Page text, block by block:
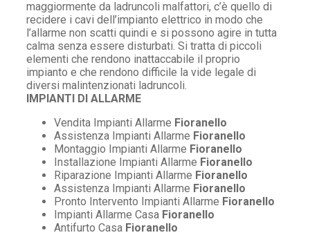
maggiormente da ladruncoli malfattori, c’è quello di
recidere i cavi dell’impianto elettrico in modo che
l’allarme non scatti quindi e si possono agire in tutta
calma senza essere disturbati. Si tratta di piccoli
elementi che rendono inattaccabile il proprio
impianto e che rendono difficile la vide legale di
diversi malintenzionati ladruncoli.
IMPIANTI DI ALLARME
Vendita Impianti Allarme Fioranello
Assistenza Impianti Allarme Fioranello
Montaggio Impianti Allarme Fioranello
Installazione Impianti Allarme Fioranello
Riparazione Impianti Allarme Fioranello
Assistenza Impianti Allarme Fioranello
Pronto Intervento Impianti Allarme Fioranello
Impianti Allarme Casa Fioranello
Antifurto Casa Fioranello